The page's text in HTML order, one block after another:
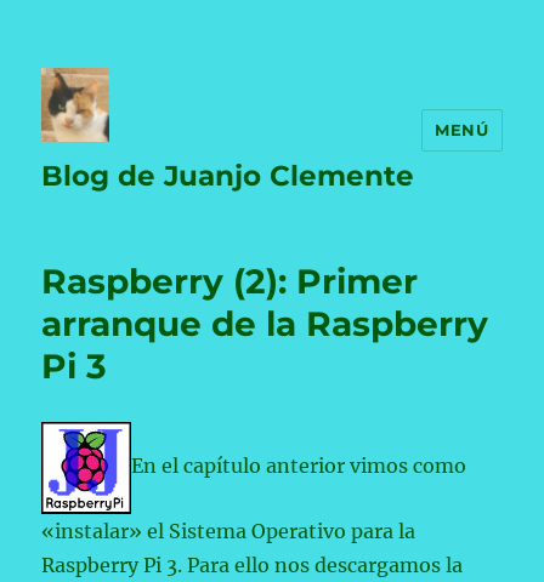
Blog de Juanjo Clemente
MENÚ
Raspberry (2): Primer
arranque de la Raspberry
Pi 3
En el capítulo anterior vimos como
«instalar» el Sistema Operativo para la
Raspberry Pi 3. Para ello nos descargamos la